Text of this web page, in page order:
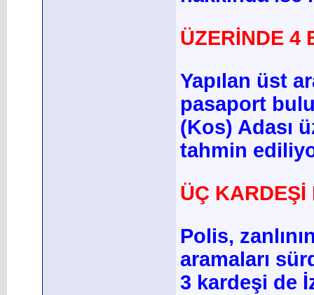
ÜZERİNDE 4
Yapılan üst
pasaport
(Kos) Adası
tahmin
ÜÇ KARDEŞİ
Polis,
aramaları
3 kardeşi de